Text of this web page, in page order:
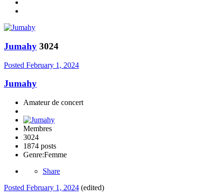
Jumahy 3024
Posted February 1, 2024
Jumahy
Amateur de concert
Membres
3024
1874 posts
Genre:Femme
Share
Posted February 1, 2024 (edited)